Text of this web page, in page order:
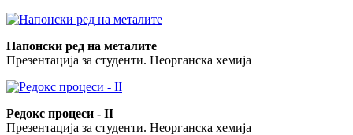
Напонски ред на металите
Презентација за студенти. Неорганска хемија
Редокс процеси - II
Презентација за студенти. Неорганска хемија